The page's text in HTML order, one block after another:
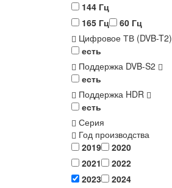
144 Гц
165 Гц
60 Гц
Цифровое ТВ (DVB-T2)
есть
Поддержка DVB-S2
есть
Поддержка HDR
есть
Серия
Год производства
2019
2020
2021
2022
2023
2024